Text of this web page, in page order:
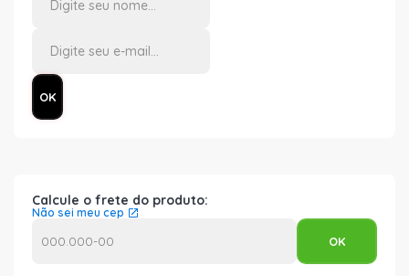
Calcule o frete do produto:
Não sei meu cep